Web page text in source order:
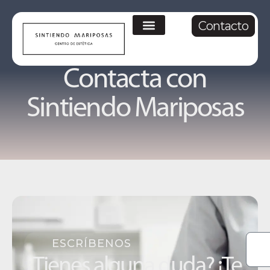
Contacto
Contacta con
Sintiendo Mariposas
ESCRÍBENOS